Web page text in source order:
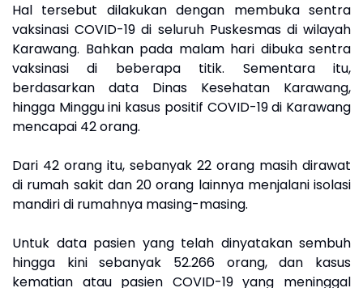
Hal tersebut dilakukan dengan membuka sentra
vaksinasi COVID-19 di seluruh Puskesmas di wilayah
Karawang. Bahkan pada malam hari dibuka sentra
vaksinasi di beberapa titik. Sementara itu,
berdasarkan data Dinas Kesehatan Karawang,
hingga Minggu ini kasus positif COVID-19 di Karawang
mencapai 42 orang.
Dari 42 orang itu, sebanyak 22 orang masih dirawat
di rumah sakit dan 20 orang lainnya menjalani isolasi
mandiri di rumahnya masing-masing.
Untuk data pasien yang telah dinyatakan sembuh
hingga kini sebanyak 52.266 orang, dan kasus
kematian atau pasien COVID-19 yang meninggal